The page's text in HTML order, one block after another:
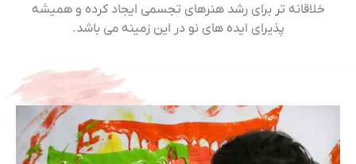
خلاقانه تر برای رشد هنرهای تجسمی ایجاد کرده و همیشه
پذیرای ایده های نو در این زمینه می باشد.